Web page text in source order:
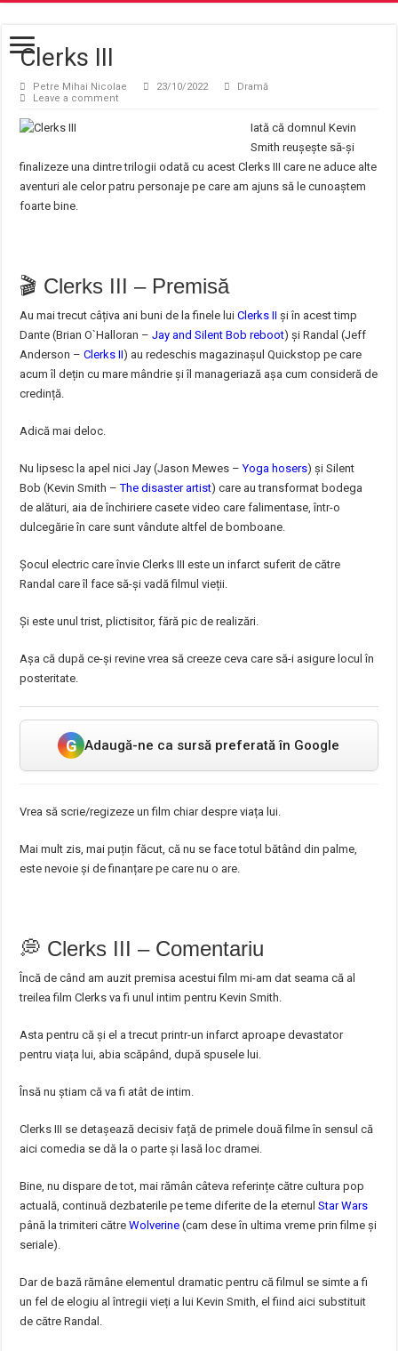
Clerks III
Petre Mihai Nicolae 23/10/2022
Dramă
Leave a comment
Iată că domnul Kevin
Smith reușește să-și
finalizeze una dintre trilogii odată cu acest Clerks III care ne aduce alte
aventuri ale celor patru personaje pe care am ajuns să le cunoaștem
foarte bine.
🎬 Clerks III – Premisă
Au mai trecut câțiva ani buni de la finele luiClerks II și în acest timp
Dante (Brian O`Halloran –Jay and Silent Bob reboot) și Randal (Jeff
Anderson – Clerks II) au redeschis magazinașul Quickstop pe care
acum îl dețin cu mare mândrie și îl manageriază așa cum consideră de
credință.
Adică mai deloc.
Nu lipsesc la apel nici Jay (Jason Mewes –Yoga hosers) și Silent
Bob (Kevin Smith – The disaster artist) care au transformat bodega
de alături, aia de închiriere casete video care falimentase, într-o
dulcegărie în care sunt vândute altfel de bomboane.
Șocul electric care învie Clerks III este un infarct suferit de către
Randal care îl face să-și vadă filmul vieții.
Și este unul trist, plictisitor, fără pic de realizări.
Așa că după ce-și revine vrea să creeze ceva care să-i asigure locul în
posteritate.
G Adaugă-ne ca sursă preferată în Google
Vrea să scrie/regizeze un film chiar despre viața lui.
Mai mult zis, mai puțin făcut, că nu se face totul bătând din palme,
este nevoie și de finanțare pe care nu o are.
💭 Clerks III – Comentariu
Încă de când am auzit premisa acestui film mi-am dat seama că al
treilea film Clerks va fi unul intim pentru Kevin Smith.
Asta pentru că și el a trecut printr-un infarct aproape devastator
pentru viața lui, abia scăpând, după spusele lui.
Însă nu știam că va fi atât de intim.
Clerks III se detașează decisiv față de primele două filme în sensul că
aici comedia se dă la o parte și lasă loc dramei.
Bine, nu dispare de tot, mai rămân câteva referințe către cultura pop
actuală, continuă dezbaterile pe teme diferite de la eternulStar Wars
până la trimiteri cătreWolverine (cam dese în ultima vreme prin filme și
seriale).
Dar de bază rămâne elementul dramatic pentru că filmul se simte a fi
un fel de elogiu al întregii vieți a lui Kevin Smith, el fiind aici substituit
de către Randal.